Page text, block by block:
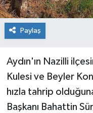
Paylaş
Aydın'ın Nazilli
Kulesi ve Beyler
hızla tahrip
Başkanı Bahattin